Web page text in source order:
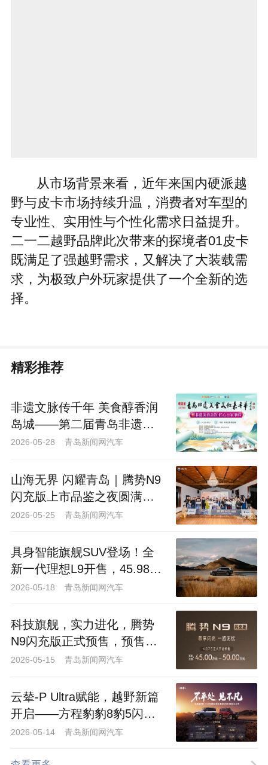
从市场背景来看，近年来国内硬派越
野与皮卡市场持续升温，消费者对车型的
专业性、实用性与个性化需求日益提升。
二一二越野品牌此次带来的探境者01皮卡
既满足了强越野需求，又解决了大装载需
精彩推荐
非遗文脉传千年 美食醇香润
食美饮嘉年华圆满落幕
2026-05-28 青岛新闻网汽车
山海无界 闪耀青岛｜腾势N9
幕
2026-05-25 青岛新闻网汽车
具身智能旗舰SUV登场！全
元起解锁出行新体验
2026-05-18 青岛新闻网汽车
科技旗舰，实力进化，腾势
45万-50万元
2026-05-15 青岛新闻网汽车
云辇-P Ultra赋能，越野新篇